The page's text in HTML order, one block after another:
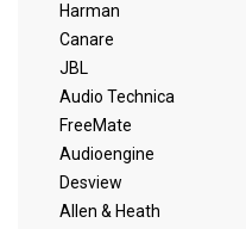
Harman
Canare
JBL
Audio Technica
FreeMate
Audioengine
Desview
Allen & Heath